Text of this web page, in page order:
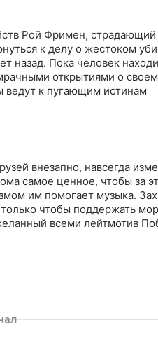
Рой Фримен, страдающий
к делу о жестоком
назад. Пока человек
открытиями о
к пугающим истинам
внезапно, навсегда
самое ценное, чтобы за
им помогает музыка.
чтобы поддержать
всеми лейтмотив